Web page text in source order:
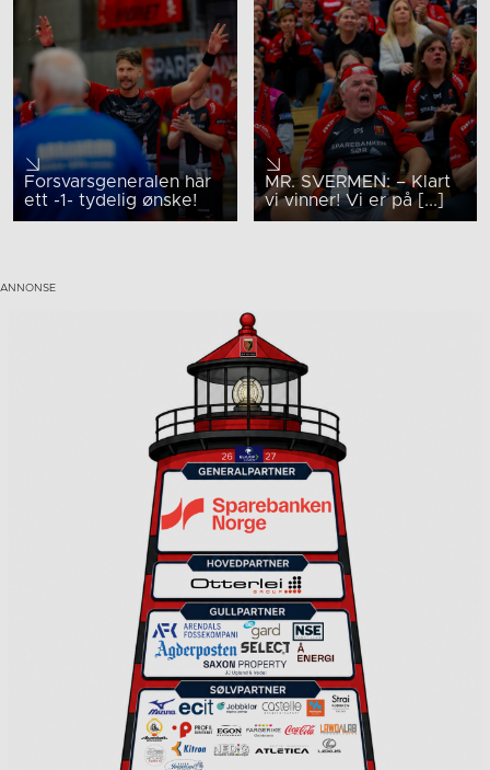
Forsvarsgeneralen har
ett -1- tydelig ønske!
MR. SVERMEN: – Klart
vi vinner! Vi er på [...]